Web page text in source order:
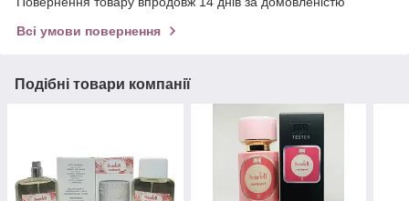
Всі умови повернення
Подібні товари компанії